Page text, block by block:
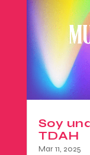
Soy
TDAH
Mar 11, 2025